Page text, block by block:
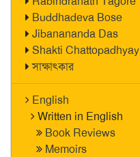
Buddhadeva Bose
Jibanananda Das
Shakti Chattopadhyay
সাক্ষাৎকার
English
Written in English
Book Reviews
Memoirs